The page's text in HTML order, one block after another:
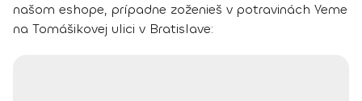
našom eshope, prípadne zoženieš v potravinách Yeme
na Tomášikovej ulici v Bratislave: